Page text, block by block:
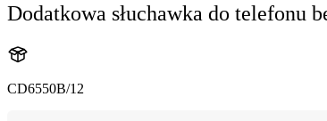
Dodatkowa słuchawka do telefonu
CD6550B/12